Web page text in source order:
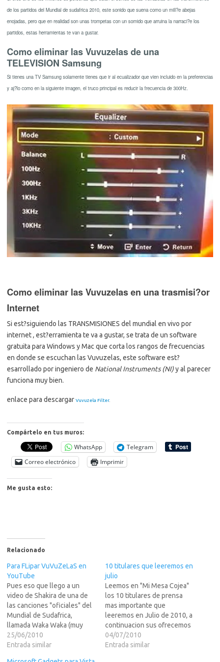
de los partidos del Mundial de sudafrica 2010, este sonido que suena como un mill?e abejas
enojadas, pero que en realidad son unas trompetas con un somido que arruina la narraci?e los
partidos, estas herramientas te van a gustar.
Como eliminar las Vuvuzelas de una
TELEVISION Samsung
Si tienes una TV Samsung solamente tienes que ir al ecualizador que vien incluido en la preferencias
y aj?lo como en la siguiente imagen, el truco principal es reducir la frecuencia de 300Hz.
Como eliminar las Vuvuzelas en una trasmisi?or
Internet
Si est?siguiendo las TRANSMISIONES del mundial en vivo por
internet , est?erramienta te va a gustar, se trata de un software
gratuita para Windows y Mac que corta los rangos de frecuencias
en donde se escuchan las Vuvuzelas, este software est?
esarrollado por ingeniero de National Instruments (NI)y al parecer
funciona muy bien.
enlace para descargar Vuvuzela Filter.
Compártelo en tus muros:
WhatsApp
Telegram
Correo electrónico
Imprimir
Me gusta esto:
Relacionado
Para FLipar VuVuZeLaS en
YouTube
Pues eso que llego a un
video de Shakira de una de
las canciones "oficiales" del
Mundial de Sudafrica,
llamada Waka Waka (muy
mala por cierto) y estoy
viendo el video, y veo que
25/06/2010
Entrada similar
10 titulares que leeremos en
julio
Leemos en "Mi Mesa Cojea"
los 10 titulares de prensa
mas importante que
leeremos en Julio de 2010, a
continuacion sus ofrecemos
una muestra y el resto por
supuesto en LEER MAS
04/07/2010
Entrada similar